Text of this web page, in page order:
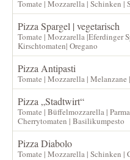
Tomate | Mozzarella | Schinken |
Pizza Spargel | vegetarisch
Tomate | Mozzarella |Eferdinger
Kirschtomaten| Oregano
Pizza Antipasti
Tomate | Mozzarella |
Pizza „Stadtwirt“
Tomate | Büffelmozzarella |
Cherrytomaten | Basilikumpesto
Pizza Diabolo
Tomate | Mozzarella | Schinken |